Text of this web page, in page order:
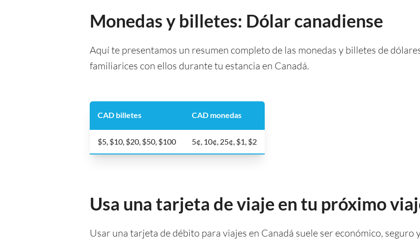
Monedas y billetes: Dólar canadiense
Aquí te presentamos un resumen completo de las monedas y billetes de
familiarices con ellos durante tu estancia en Canadá.
CAD billetes CAD monedas
$5, $10, $20, $50, $100 5¢, 10¢, 25¢, $1, $2
Usa una tarjeta de viaje en tu próximo
Usar una tarjeta de débito para viajes en Canadá suele ser económico,